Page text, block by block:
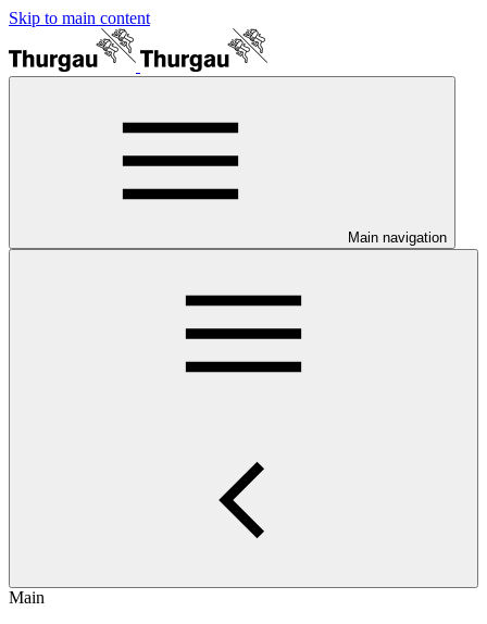
Skip to main content
Main navigation
Main